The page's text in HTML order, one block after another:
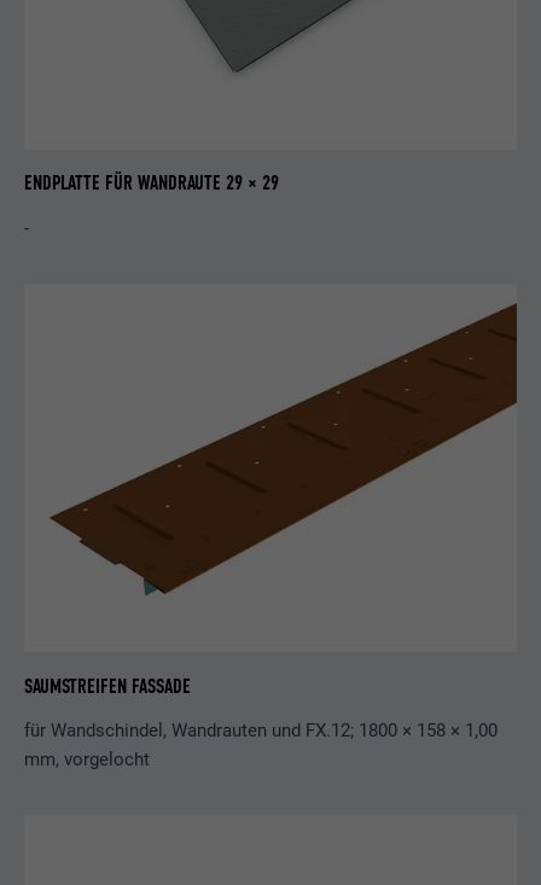
ENDPLATTE FÜR WANDRAUTE 29 × 29
-
SAUMSTREIFEN FASSADE
für Wandschindel, Wandrauten und FX.12; 1800 × 158 × 1,00
mm, vorgelocht